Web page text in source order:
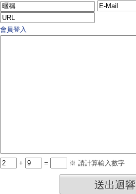
會員登入
+ = ※ 請計算輸入數字
送出迴響